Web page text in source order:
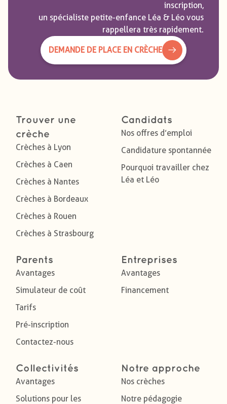
inscription,
un spécialiste petite-enfance Léa & Léo vous
rappellera très rapidement.
DEMANDE DE PLACE EN CRÈCHE
Trouver une
crèche
Crèches à Lyon
Crèches à Caen
Crèches à Nantes
Crèches à Bordeaux
Crèches à Rouen
Crèches à Strasbourg
Candidats
Nos offres d’emploi
Candidature spontannée
Pourquoi travailler chez
Léa et Léo
Parents
Avantages
Simulateur de coût
Tarifs
Pré-inscription
Contactez-nous
Entreprises
Avantages
Financement
Collectivités
Avantages
Solutions pour les
Notre approche
Nos crèches
Notre pédagogie